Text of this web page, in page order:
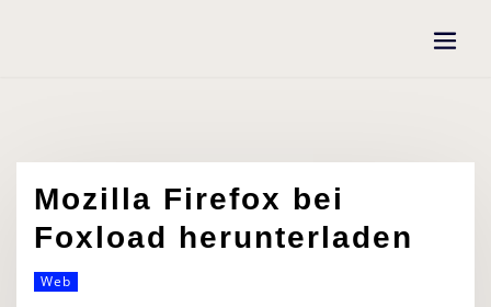
Mozilla Firefox bei
Foxload herunterladen
Web